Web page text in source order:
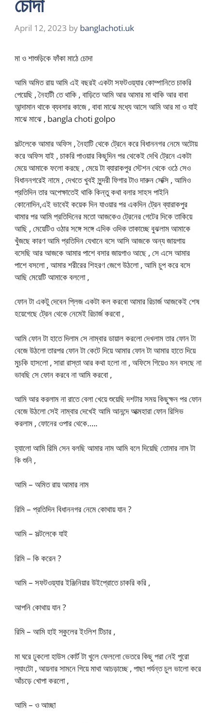
April 12, 2023 by banglachoti.uk
মা ও শাশুড়িকে ফাঁকা মাঠে চোদা
আমি অমিত রায় আমি এই বছরই একটা সফটওয়্যার কোম্পানিতে চাকরি
পেয়েছি , নৈহাটী তে থাকি , বাড়িতে আমি আর আমার মা থাকি আর বাবা
আন্দামান থাকে ব্যবসার কাজে , বাবা মাঝে মধ্যে আসে আমি আর মা ও যাই
মাঝে মাঝে , bangla choti golpo
সল্টলেকে আমার অফিস , নৈহাটি থেকে ট্রেনে করে বিধাননগর নেমে অটোয়
করে অফিস যাই , চাকরি পাওয়ার কিছুদিন পর থেকেই দেখি ট্রেনে একটা
মেয়ে আমাকে ফলো করছে , মেয়ে টা ব্যারাকপুর স্টেশন থেকে ওঠে সেও
বিধাননগরেই নামে , দেখতে খুবই সুন্দরী ফিগার টাও দারুন সেক্সি , আমিও
প্রতিদিন তার অপেক্ষাতেই থাকি কিন্তু কথা বলার সাহস পাইনি
কোনোদিন,এই ভাবেই কয়েক দিন যাওয়ার পর একদিন ট্রেন ব্যারাকপুর
থামার পর আমি প্রতিদিনের মতো আজকেও ট্রেনের গেটের দিকে তাকিয়ে
আছি , মেয়েটিও ওঠার সঙ্গে সঙ্গে এদিক ওদিক তাকাচ্ছে বুঝলাম আমাকে
খুঁজছে কারণ আমি প্রতিদিন যেখানে বসে আসি আজকে অন্য জায়গায়
বসেছি আর আজকে আমার পাশে বসার জায়গাও আছে , সে এসে আমার
পাশে বসলো , আমার শরীরের শিহরণ জেগে উঠলো , আমি চুপ করে বসে
আছি মেয়েটি আমাকে বললো ,
ফোন টা একটু দেবেন প্লিজ একটা কল করবো আমার রিচার্জ আজকেই শেষ
হয়েগেছে ট্রেন থেকে নেমেই রিচার্জ করবো ,
আমি ফোন টা হাতে দিলাম সে নাম্বার ডায়াল করলো দেখলাম তার ফোন টা
বেজে উঠলো তারপর ফোন টা কেটে দিয়ে আমার ফোন টা আমার হাতে দিয়ে
মুচকি হাসলো , সারা রাস্তা আর কথা হলো না , অফিসে গিয়েও মন বসছে না
ভাবছি সে ফোন করবে না আমি করবো ,
আমি আর করলাম না রাতে বেলা খেয়ে শুয়েছি দশটার সময় কিছুক্ষন পর ফোন
বেজে উঠলো সেই নাম্বার দেখেই আমি আনন্দে আত্মহারা ফোন রিসিভ
করলাম , ফোনের ওপার থেকে…..
হ্যালো আমি রিমি সেন বলছি আমার নাম আমি বলে দিয়েছি তোমার নাম টা
কি শুনি ,
আমি – অমিত রায় আমার নাম
রিমি – প্রতিদিন বিধাননগর নেমে কোথায় যান ?
আমি – সল্টলেকে যাই
রিমি – কি করেন ?
আমি – সফটওয়্যার ইঞ্জিনিয়ার উইপ্রোতে চাকরি করি ,
আপনি কোথায় যান ?
রিমি – আমি হাই স্কুলের ইংলিশ টিচার ,
মা ঘরে ঢুকলো হাউস কোর্ট টা খুলে ফেললো ভেতরে কিছু পরা নেই পুরো
ল্যাংটো , আয়নার সামনে গিয়ে মাথা আচড়াচ্ছে , পাছা পর্যন্ত চুল ভালো করে
আঁচড়ে খোপা করলো ,
আমি – ও আচ্ছা